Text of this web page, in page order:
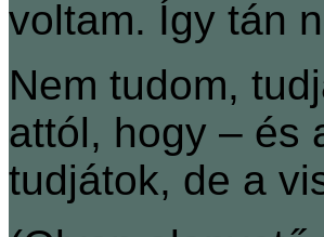
voltam. Így tán
Nem tudom,
attól, hogy – és
tudjátok, de a